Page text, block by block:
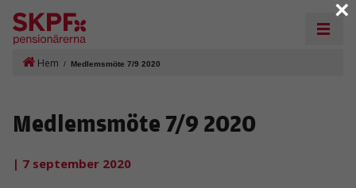
Hem / Medlemsmöte 7/9 2020
Medlemsmöte 7/9 2020
| 7 september 2020
×